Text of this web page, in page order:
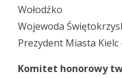
Wołodźko
Wojewoda
Prezydent Miasta
Komitet honorowy